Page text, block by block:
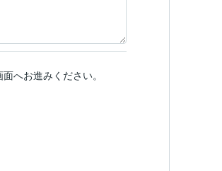
へお進みください。